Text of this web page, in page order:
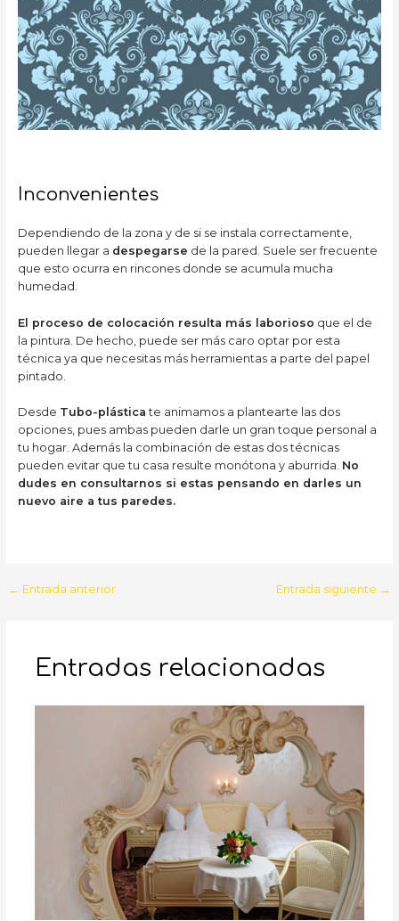
Inconvenientes
Dependiendo de la zona y de si se instala correctamente,
pueden llegar a despegarse de la pared. Suele ser frecuente
que esto ocurra en rincones donde se acumula mucha
humedad.
El proceso de colocación resulta más laborioso que el de
la pintura. De hecho, puede ser más caro optar por esta
técnica ya que necesitas más herramientas a parte del papel
pintado.
Desde Tubo-plástica te animamos a plantearte las dos
opciones, pues ambas pueden darle un gran toque personal a
tu hogar. Además la combinación de estas dos técnicas
pueden evitar que tu casa resulte monótona y aburrida. No
dudes en consultarnos si estas pensando en darles un
nuevo aire a tus paredes.
Navegación
← Entrada anterior Entrada siguiente →
Entradas relacionadas